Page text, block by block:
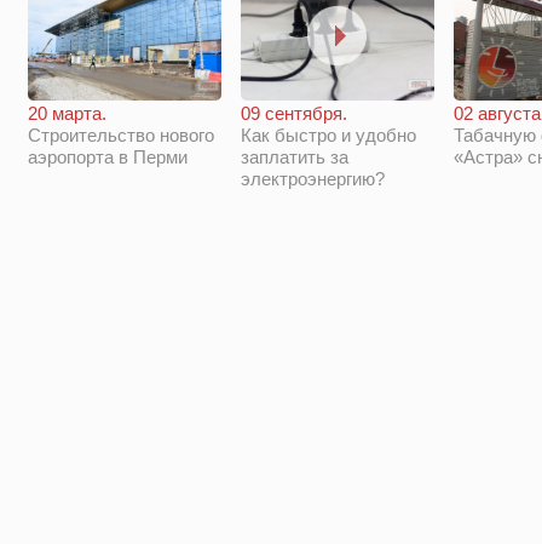
20 марта.
Строительство нового
аэропорта в Перми
09 сентября.
Как быстро и удобно
заплатить за
электроэнергию?
02
Табачную
«Астра»